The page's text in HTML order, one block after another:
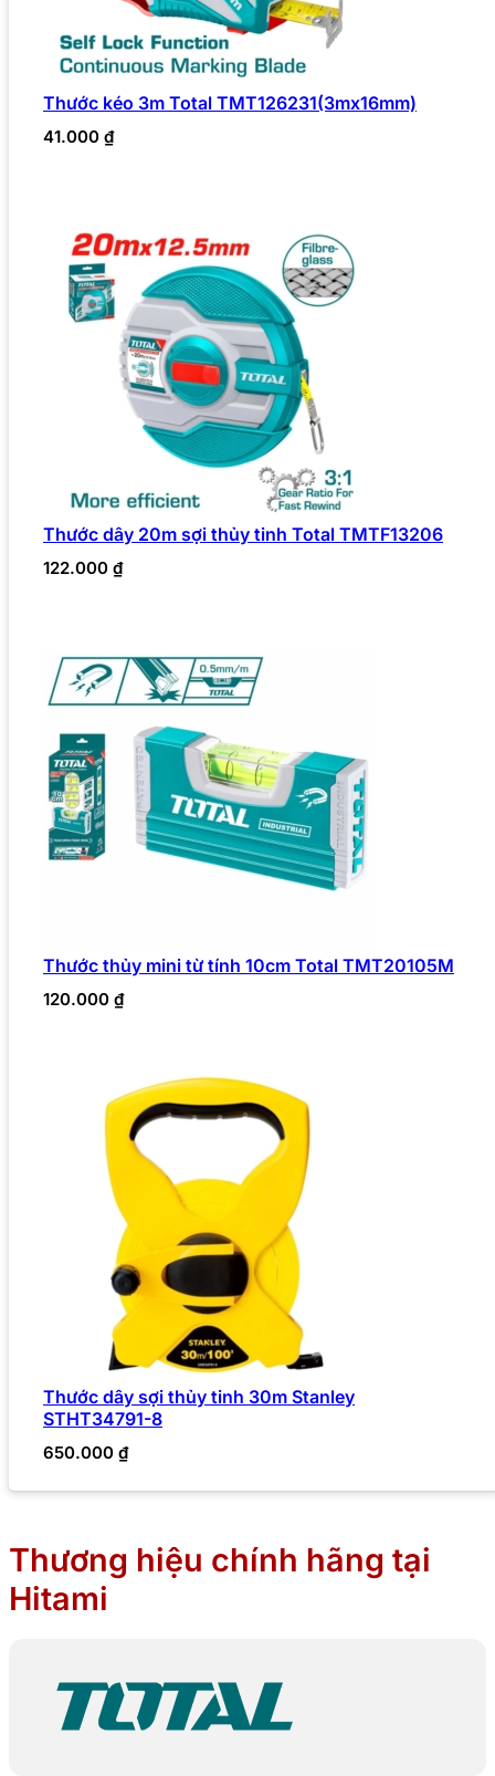
Thước kéo 3m Total TMT126231(3mx16mm)
41.000 ₫
Thước dây 20m sợi thủy tinh Total TMTF13206
122.000 ₫
Thước thủy mini từ tính 10cm Total TMT20105M
120.000 ₫
Thước dây sợi thủy tinh 30m Stanley
STHT34791-8
650.000 ₫
Thương hiệu chính hãng tại
Hitami